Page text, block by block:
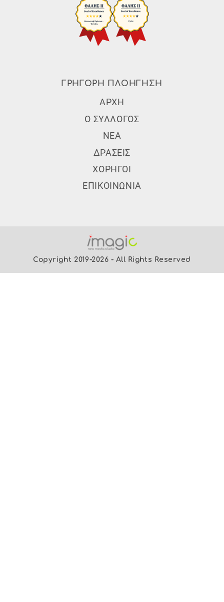
ΓΡΗΓΟΡΗ ΠΛΟΗΓΗΣΗ
Subfooter Menu
ΑΡΧΗ
Ο ΣΥΛΛΟΓΟΣ
ΝΕΑ
ΔΡΑΣΕΙΣ
ΧΟΡΗΓΟΙ
ΕΠΙΚΟΙΝΩΝΙΑ
Copyright 2019-2026 - All Rights Reserved